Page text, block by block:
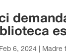
Feb 6, 2024 Madre